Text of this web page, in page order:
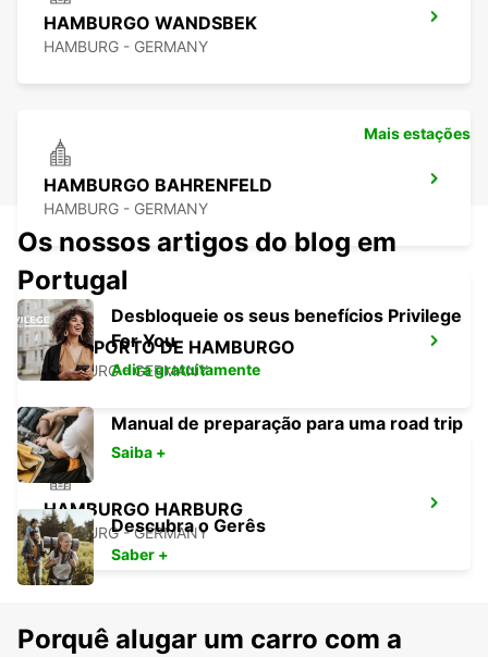
HAMBURGO WANDSBEK
HAMBURG - GERMANY
HAMBURGO BAHRENFELD
HAMBURG - GERMANY
AEROPORTO DE HAMBURGO
HAMBURG - GERMANY
HAMBURGO HARBURG
HAMBURG - GERMANY
Mais estações
Os nossos artigos do blog em
Portugal
Desbloqueie os seus benefícios Privilege
For You
Adira gratuitamente
Manual de preparação para uma road trip
Saiba +
Descubra o Gerês
Saber +
Porquê alugar um carro com a